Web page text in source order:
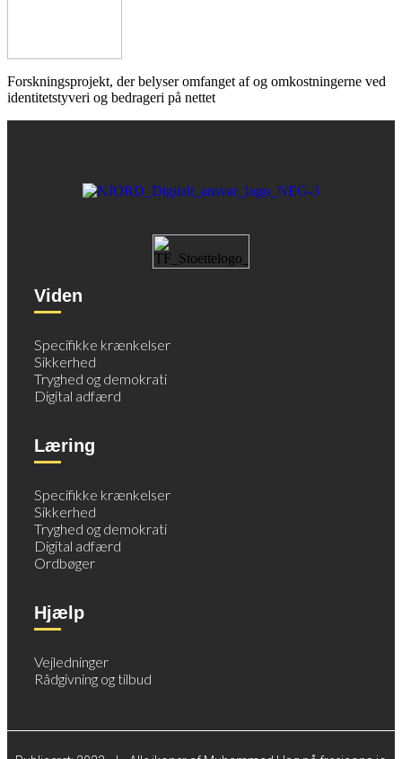
Forskningsprojekt, der belyser omfanget af og omkostningerne ved
identitetstyveri og bedrageri på nettet
Viden
Specifikke krænkelser
Sikkerhed
Tryghed og demokrati
Digital adfærd
Læring
Specifikke krænkelser
Sikkerhed
Tryghed og demokrati
Digital adfærd
Ordbøger
Hjælp
Vejledninger
Rådgivning og tilbud